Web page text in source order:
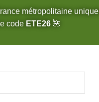
métropolitaine
code ETE26🌺